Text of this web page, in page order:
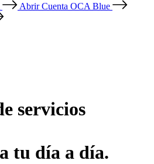
Abrir Cuenta OCA Blue
servicios
tu día a día.